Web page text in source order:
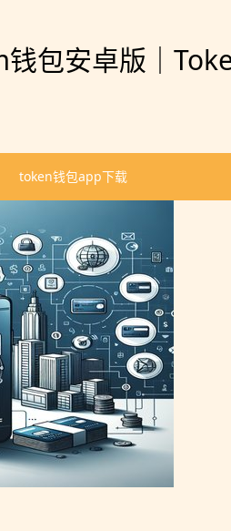
包安卓版｜
token钱包app下载